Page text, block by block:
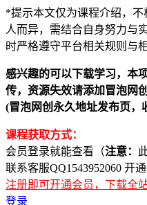
*提示本文仅为课程介绍，
人而异，需结合自身努力与
时严格遵守平台相关规则与
感兴趣的可以下载学习，本
传，资源失效请添加冒泡网
(冒泡网创永久地址发布页，
课程获取方式：
会员登录就能查看（注意：
联系客服QQ1543952060 开
注册即可开通会员，下载全站
登录